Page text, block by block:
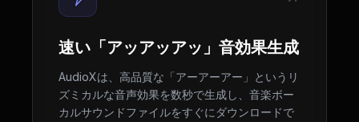
速い「アッアッアッ」音効果生成
AudioXは、高品質な「アーアーアー」というリ
ズミカルな音声効果を数秒で生成し、音楽ボー
カルサウンドファイルをすぐにダウンロードで